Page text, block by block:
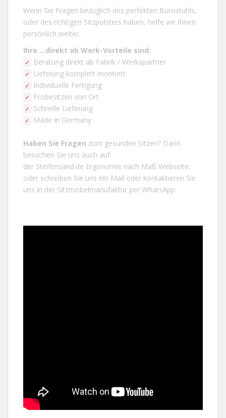
Wenn Sie Fragen bezüglich des perfekten Bürostuhls,
oder des richtigen Sitzpolsters haben, helfe wir Ihnen
persönlich weiter.
Ihre ...direkt ab Werk-Vorteile sind:
✓ Beratung direkt ab Fabrik / Werkspartner
✓ Lieferung komplett montiert
✓ Individuelle Fertigung
✓ Probesitzen von Ort
✓ Schnelle Lieferung
✓ Made in Germany
Haben Sie Fragen zum gesunden Sitzen? Dann
besuchen Sie uns auch auf
der Steifensand.de Ergonomie nach Maß Webseite,
oder schreiben Sie uns ein Mail oder kontaktieren Sie
uns in der Sitzmöbelmanufaktur per WhatsApp